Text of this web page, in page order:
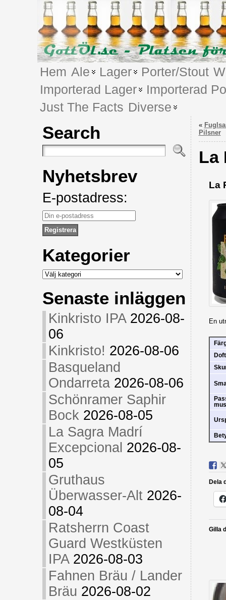
Hem Ale Lager Porter/Stout
Importerad Lager
Importerad
Just The Facts Diverse
Search
Nyhetsbrev
E-postadress:
Kategorier
Kategorier
Senaste inläggen
Kinkristo IPA 2026-08-
06
Kinkristo! 2026-08-06
Basqueland
Ondarreta 2026-08-06
Schönramer Saphir
Bock 2026-08-05
La Sagra Madrí
Excepcional 2026-08-
05
Gruthaus
Überwasser-Alt 2026-
08-04
Ratsherrn Coast
Guard Westküsten
IPA 2026-08-03
Fahnen Bräu / Lander
Bräu 2026-08-02
«
Pilsner
La
La
En
Doft
Dela
Gilla